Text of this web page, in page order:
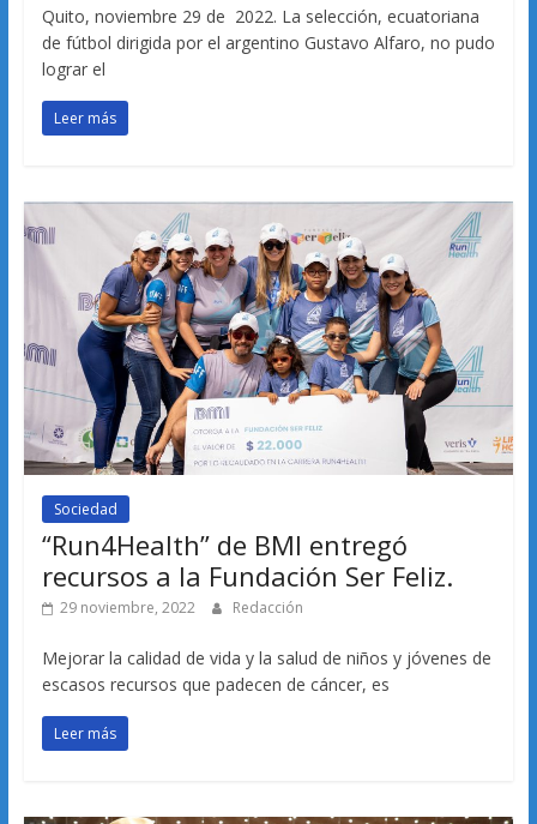
Quito, noviembre 29 de 2022. La selección, ecuatoriana
de fútbol dirigida por el argentino Gustavo Alfaro, no pudo
lograr el
Leer más
Sociedad
“Run4Health” de BMI entregó
recursos a la Fundación Ser Feliz.
29 noviembre, 2022 Redacción
Mejorar la calidad de vida y la salud de niños y jóvenes de
escasos recursos que padecen de cáncer, es
Leer más